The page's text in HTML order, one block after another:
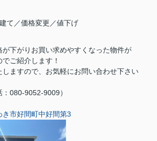
て／価格変更／値下げ
が下がりお買い求めやすくなった物件が
ご紹介します！
しますので、お気軽にお問い合わせ下さい
080-9052-9009）
市好間町中好間第3